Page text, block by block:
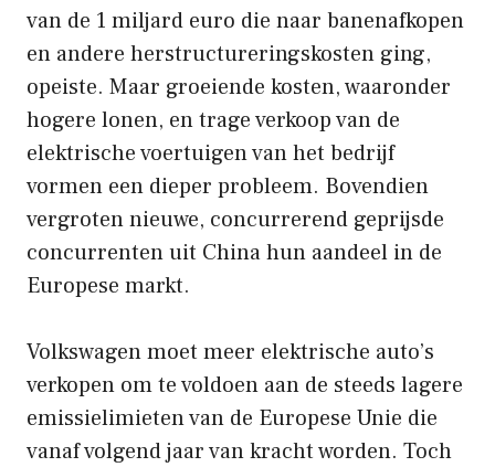
van de 1 miljard euro die naar banenafkopen
en andere herstructureringskosten ging,
opeiste. Maar groeiende kosten, waaronder
hogere lonen, en trage verkoop van de
elektrische voertuigen van het bedrijf
vormen een dieper probleem. Bovendien
vergroten nieuwe, concurrerend geprijsde
concurrenten uit China hun aandeel in de
Europese markt.
Volkswagen moet meer elektrische auto’s
verkopen om te voldoen aan de steeds lagere
emissielimieten van de Europese Unie die
vanaf volgend jaar van kracht worden. Toch